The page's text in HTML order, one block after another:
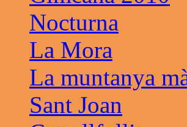
Nocturna
La Mora
La muntanya
Sant Joan